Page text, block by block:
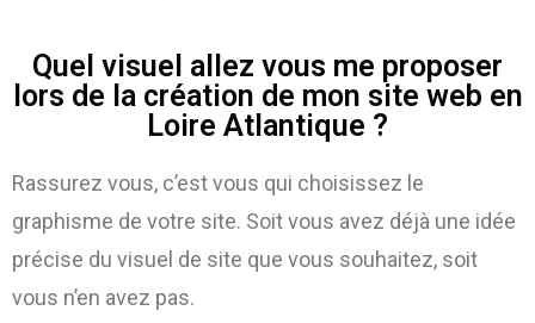
Quel visuel allez vous me proposer
lors de la création de mon site web en
Loire Atlantique ?
Rassurez vous, c’est vous qui choisissez le
graphisme de votre site. Soit vous avez déjà une idée
précise du visuel de site que vous souhaitez, soit
vous n’en avez pas.